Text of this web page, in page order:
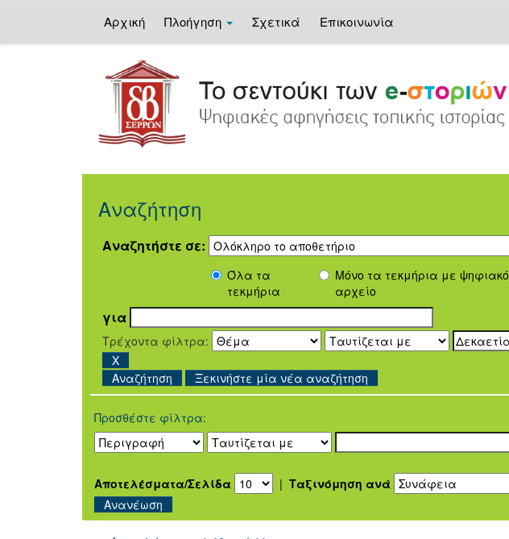
Αρχική Πλοήγηση Σχετικά Επικοινωνία
Αναζήτηση
Αναζητήστε σε:
Όλα τα
τεκμήρια
Μόνο τα τεκμήρια με ψηφιακό
αρχείο
για
Τρέχοντα φίλτρα:
Ξεκινήστε μία νέα αναζήτηση
Προσθέστε φίλτρα:
Αποτελέσματα/Σελίδα | Ταξινόμηση ανά